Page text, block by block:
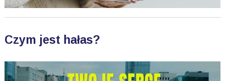
Czym jest hałas?